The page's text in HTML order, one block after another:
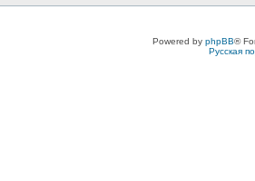
Powered by phpBB®
Русская